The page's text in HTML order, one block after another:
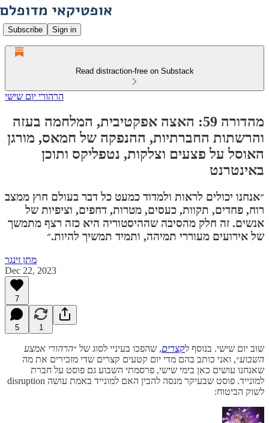
Subscribe Sign in
Read distraction-free on Substack
הרהורי יום שישי
מהדורה 59: האצה אפקטיבית, המלחמה בעזה
והרשתות החברתיות, ההנפקה של חמאס, מורגן
האוסל על פצעים וצלקות, נטפליקס ותוכן
באינטרנט
״אנחנו יכולים לראות ולמדוד כמעט כל דבר בעולם חוץ ממצב
רוח, פחדים, תקוות, כעסים, מטרות, דחפים, וציפיות של
אנשים. זה חלק מהסיבה שההיסטוריה היא כזה רצף מתמשך
של אירועים מעוררי תמיהה, ותמיד תמשיך להיות.״
מתן זינגר
Dec 22, 2023
7
5 1
שוב יום שישי. בנוסף לקצרים, שהפכו בעיניי לסוג של ״הרהורי אמצע
השבוע״, ואני כותב בהם מדי יום קטעים קצרים שדי מזכירים את מה
שאנחנו עושים כאן בימי שישי, פרסמתי השבוע גם פוסט על חברת
למונייד. פוסט שבעיקר מנסה להבין האם למונייד באמת עושה disruption
לשוק הביטוח: